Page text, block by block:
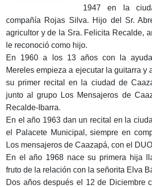
1947 en la
compañía Rojas Silva. Hijo del Sr.
agricultor y de la Sra. Felicita Recalde,
le reconoció como hijo.
En 1960 a los 13 años con la
Mereles empieza a ejecutar la guitarra y
su primer recital en la ciudad de
junto al grupo Los Mensajeros de
Recalde-Ibarra.
En el año 1963 dan un recital en la
el Palacete Municipal, siempre en
Los mensajeros de Caazapá, con el
En el año 1968 nace su primera hija
fruto de la relación con la señorita Elva
Dos años después el 12 de Diciembre